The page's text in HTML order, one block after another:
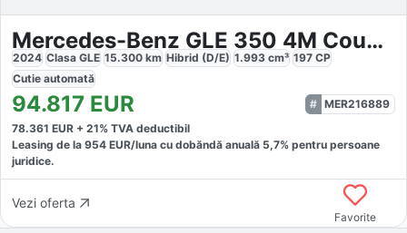
Mercedes-Benz GLE 350 4M Coupe AMG
2024 Clasa GLE 15.300 km Hibrid (D/E) 1.993 cm³ 197 CP
Cutie automată
94.817 EUR
MER216889
78.361 EUR + 21% TVA deductibil
Leasing de la 954 EUR/luna cu dobăndă anuală 5,7% pentru persoane
juridice.
Vezi oferta
Favorite